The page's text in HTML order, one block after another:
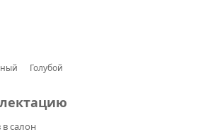
Голубой
салон